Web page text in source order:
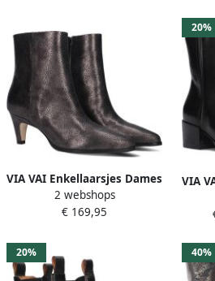
VIA VAI Enkellaarsjes Dames
Lina Jackson Maat: 38
Materiaal: Leer Kleur: Grijs
2 webshops
€ 169,95
20%
VIA
20% 40%